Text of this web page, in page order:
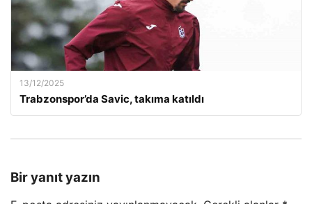
13/12/2025
Trabzonspor’da Savic, takıma katıldı
Bir yanıt yazın